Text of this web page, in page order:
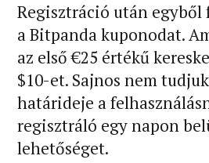
Regisztráció után
a Bitpanda kuponodat.
az első €25 értékű
$10-et. Sajnos nem
határideje a
regisztráló egy napon
lehetőséget.